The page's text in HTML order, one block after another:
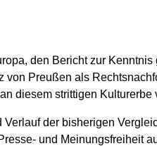
den Bericht zur
von Preußen als
diesem strittigen Kulturerbe
der bisherigen
und Meinungsfreiheit